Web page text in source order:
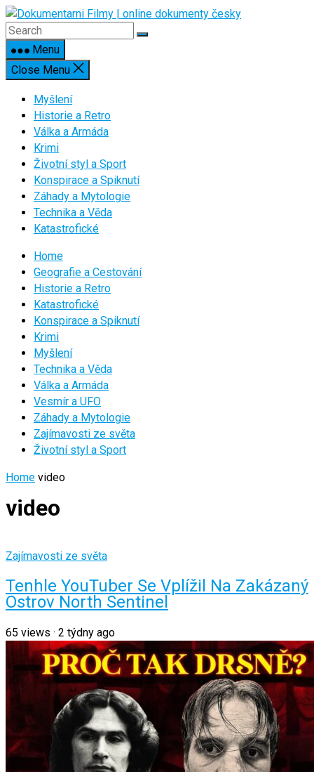
Skip
to
contentMenu
Close Menu
Myšlení
Historie a Retro
Válka a Armáda
Krimi
Životní styl a Sport
Konspirace a Spiknutí
Záhady a Mytologie
Technika a Věda
Katastrofické
Home
Geografie a Cestování
Historie a Retro
Katastrofické
Konspirace a Spiknutí
Krimi
Myšlení
Technika a Věda
Válka a Armáda
Vesmír a UFO
Záhady a Mytologie
Zajímavosti ze světa
Životní styl a Sport
Home video
video
Zajímavosti ze světa
Tenhle YouTuber Se Vplížil Na Zakázaný
Ostrov North Sentinel
65 views · 2 týdny ago